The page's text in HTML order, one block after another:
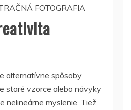
FOTOGRAFIA
alternatívne spôsoby
staré vzorce alebo návyky
nelineárne myslenie. Tiež